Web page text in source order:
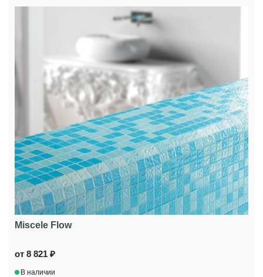
Miscele Flow
от 8 821 ₽
В наличии